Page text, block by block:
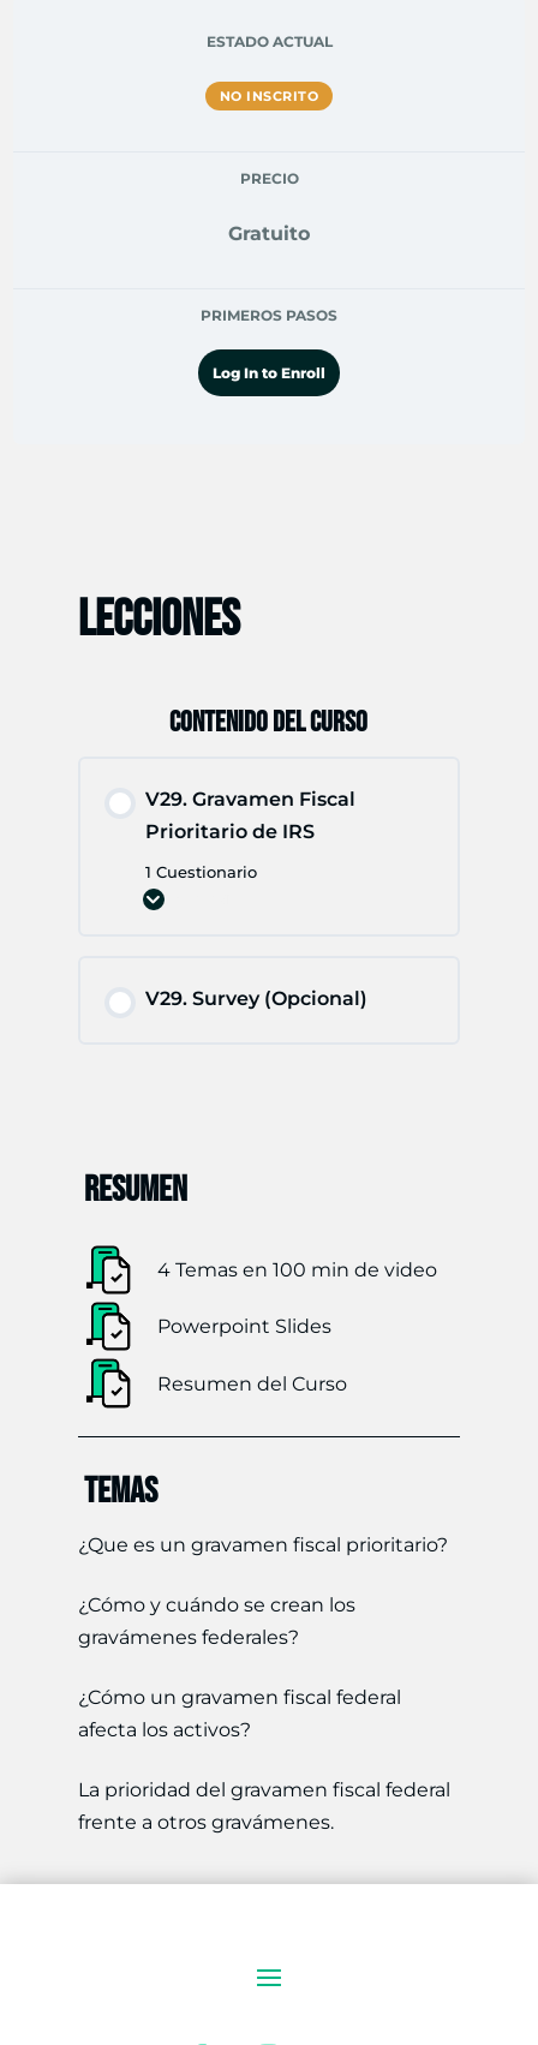
ESTADO ACTUAL
NO INSCRITO
PRECIO
Gratuito
PRIMEROS PASOS
Log In to Enroll
LECCIONES
CONTENIDO DEL CURSO
V29. Gravamen Fiscal
Prioritario de IRS
1 Cuestionario
IRS
V29. Survey (Opcional)
RESUMEN
4 Temas en 100 min de video
Powerpoint Slides
Resumen del Curso
TEMAS
¿Que es un gravamen fiscal prioritario?
¿Cómo y cuándo se crean los
gravámenes federales?
¿Cómo un gravamen fiscal federal
afecta los activos?
La prioridad del gravamen fiscal federal
frente a otros gravámenes.